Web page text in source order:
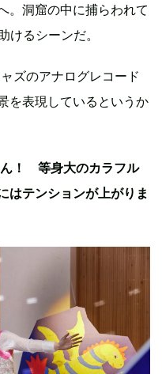
。洞窟の中に捕らわれて
けるシーンだ。
ズのアナログレコード
を表現しているというか
！ 等身大のカラフル
はテンションが上がりま